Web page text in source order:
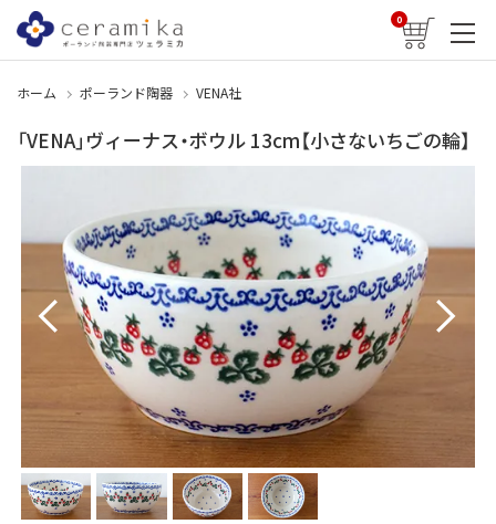
0
ホーム ポーランド陶器 VENA社
「VENA」ヴィーナス・ボウル 13cm【小さないちごの輪】